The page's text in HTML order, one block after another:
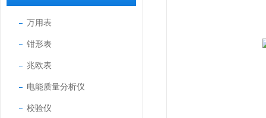
万用表
钳形表
兆欧表
电能质量分析仪
校验仪